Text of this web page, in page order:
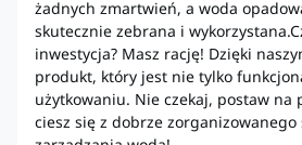
żadnych zmartwień, a woda
skutecznie zebrana i
inwestycja? Masz rację! Dzięki
produkt, który jest nie tylko
użytkowaniu. Nie czekaj, postaw na
ciesz się z dobrze zorganizowanego